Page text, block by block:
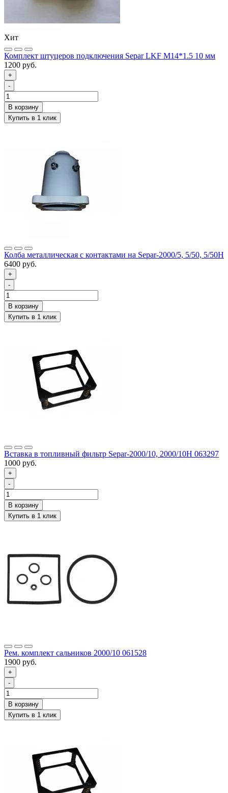
Хит
Комплект штуцеров подключения Separ LKF M14*1.5 10 мм
1200 руб.
+
-
Колба металлическая c контактами на Separ-2000/5, 5/50, 5/50H
6400 руб.
+
-
Вставка в топливный фильтр Separ-2000/10, 2000/10Н 063297
1000 руб.
+
-
Рем. комплект сальников 2000/10 061528
1900 руб.
+
-